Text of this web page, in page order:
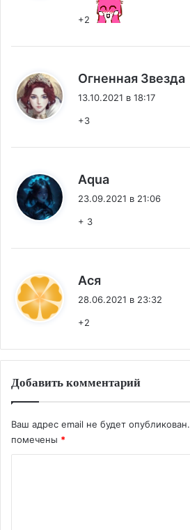
+2
Огненная Звезда
13.10.2021 в 18:17
+3
Aqua
23.09.2021 в 21:06
+ 3
Ася
28.06.2021 в 23:32
+2
Добавить комментарий
Ваш адрес email не будет опубликован.
помечены *